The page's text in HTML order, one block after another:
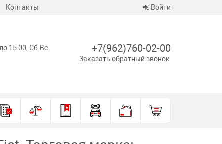
Контакты Войти
15:00, Сб-Вс
+7(962)760-02-00
Заказать обратный звонок